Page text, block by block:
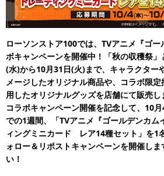
ローソンストア100では、TVアニメ『ゴ
ボキャンペーンを開催中！「秋の収穫祭
(水)から10月31日(火)まで、キャラクター
メージしたオリジナル商品や、コラボ限
用したオリジナルグッズを店舗にて販売し
コラボキャンペーン開催を記念して、10
での1週間、「TVアニメ『ゴールデンカム
ィングミニカード レア14種セット」を1
ォロー＆リポストキャンペーンを開催し
い！